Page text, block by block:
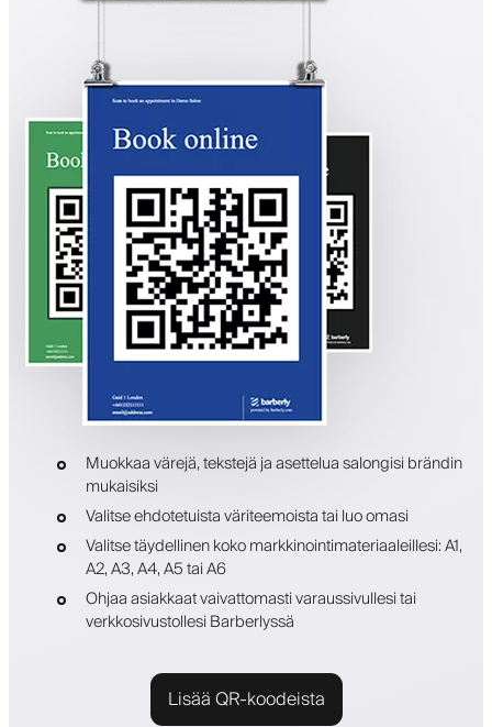
Muokkaa värejä, tekstejä ja asettelua salongisi brändin
mukaisiksi
Valitse ehdotetuista väriteemoista tai luo omasi
Valitse täydellinen koko markkinointimateriaaleillesi: A1,
A2, A3, A4, A5 tai A6
Ohjaa asiakkaat vaivattomasti varaussivullesi tai
verkkosivustollesi Barberlyssä
Lisää QR-koodeista